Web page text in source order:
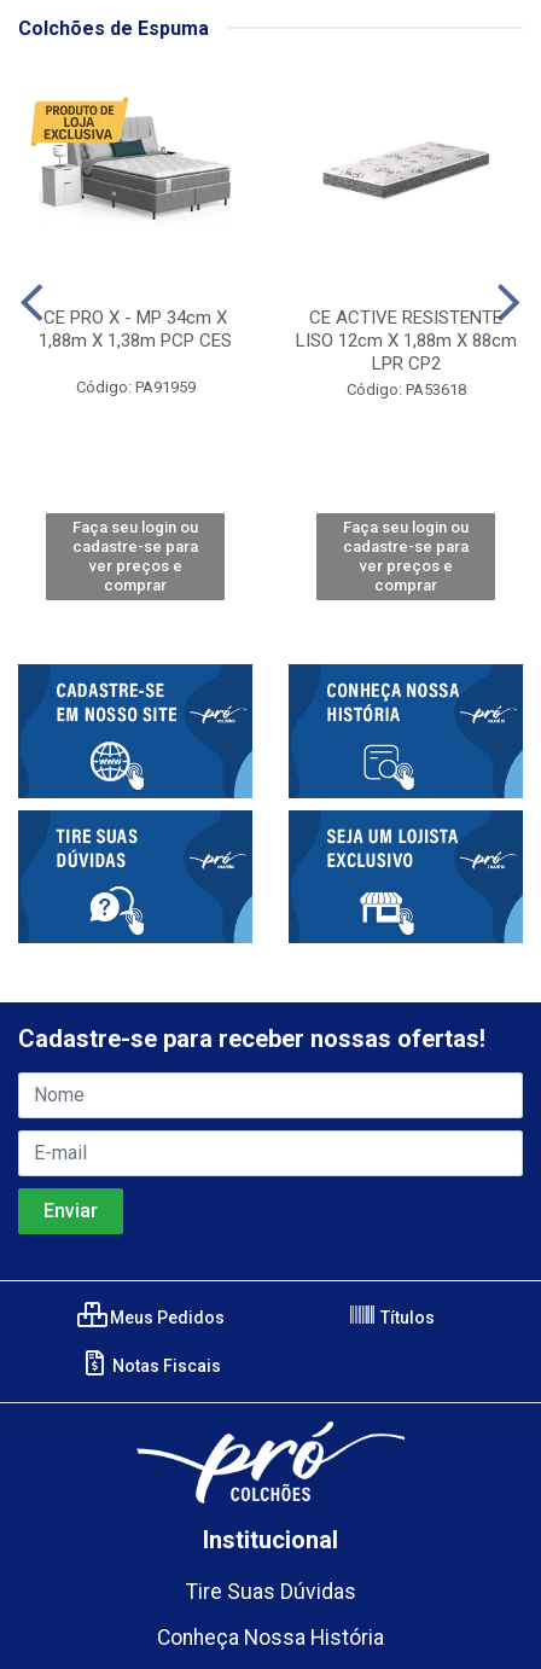
Colchões de Espuma
CE PRO X - MP 34cm X
1,88m X 1,38m PCP CES
Código: PA91959
Faça seu login ou
cadastre-se para
ver preços e
comprar
CE ACTIVE RESISTENTE
LISO 12cm X 1,88m X 88cm
LPR CP2
Código: PA53618
Faça seu login ou
cadastre-se para
ver preços e
comprar
Cadastre-se para receber nossas ofertas!
Meus Pedidos Títulos
Notas Fiscais
Institucional
Tire Suas Dúvidas
Conheça Nossa História